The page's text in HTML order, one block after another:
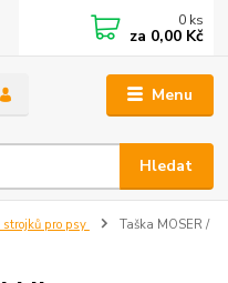
Menu
Hledat
0 ks
za 0,00 Kč
strojků pro psy
Taška MOSER /